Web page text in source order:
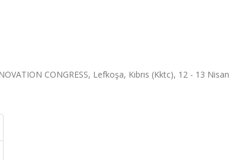
CONGRESS, Lefkoşa, Kıbrıs (Kktc), 12 - 13